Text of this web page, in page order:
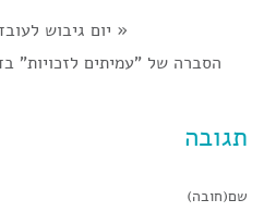
« יום גיבוש
הסברה של "עמיתים לזכויות"
תגובה
שם(חובה)